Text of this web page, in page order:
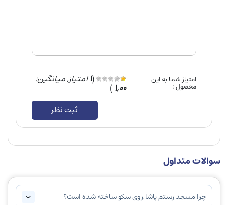
امتیاز شما به این
محصول :
(
1امتیاز, میانگین:
1,00
)
ثبت نظر
سوالات متداول
چرا مسجد رستم پاشا روی سکو ساخته شده است؟